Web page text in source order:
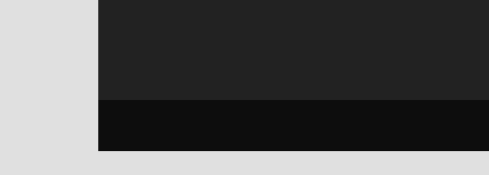
© 2026 Tecniche Nuove Spa • Tutti i diritti riservati.